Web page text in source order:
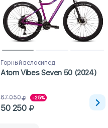
Горный велосипед
Atom Vibes Seven 50 (2024)
67 050 -25%
50 250